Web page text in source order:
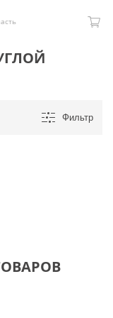
Фильтр